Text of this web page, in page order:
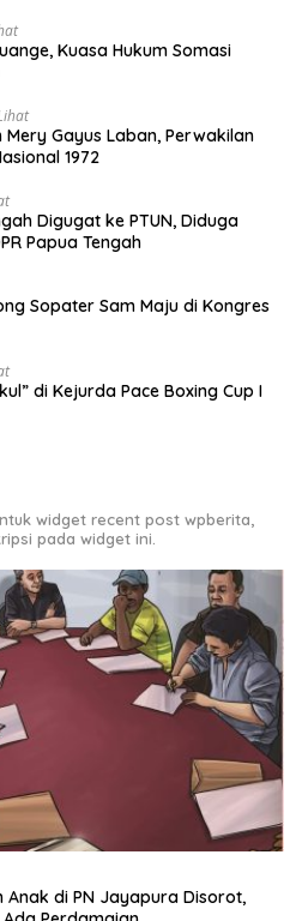
Kuasa Hukum Somasi
Gayus Laban, Perwakilan
1972
Digugat ke PTUN, Diduga
Papua Tengah
Sopater Sam Maju di Kongres
di Kejurda Pace Boxing Cup I
widget recent post wpberita,
pada widget ini.
Anak di PN Jayapura Disorot,